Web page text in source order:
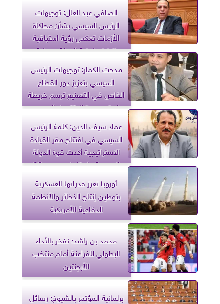
الصافي عبد العال: توجيهات
الرئيس السيسي بشأن محاكاة
الأزمات تعكس رؤية استباقية
لتعزيز جاهزية الدولة وحماية
مدحت الكمار: توجيهات الرئيس
السيسي بتعزيز دور القطاع
الخاص في التصنيع ترسم خريطة
طريق جديدة للاقتصاد المصري
عماد سيف الدين: كلمة الرئيس
السيسي في افتتاح مقر القيادة
الاستراتيجية أكدت قوة الدولة
المصرية واستلهام دروس 30
أوروبا تعزز قدراتها العسكرية
بتوطين إنتاج الذخائر والأنظمة
الدفاعية الأمريكية
محمد بن راشد: نفخر بالأداء
البطولي للفراعنة أمام منتخب
الأرجنتين
برلمانية المؤتمر بالشيوخ: رسائل